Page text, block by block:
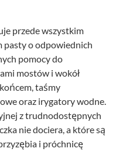
przede wszystkim
pasty o odpowiednich
pomocy do
mostów i wokół
taśmy
oraz irygatory wodne.
z trudnodostępnych
nie dociera, a które są
i próchnicę